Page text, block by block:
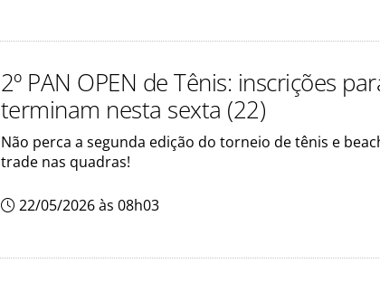
2º PAN OPEN de Tênis: inscrições
terminam nesta sexta (22)
Não perca a segunda edição do torneio de tênis e
trade nas quadras!
22/05/2026 às 08h03